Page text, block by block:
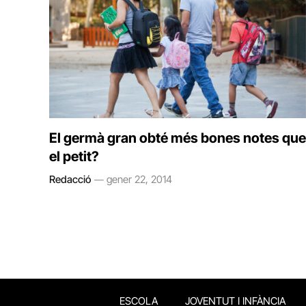
El germà gran obté més bones notes que
el petit?
Redacció gener 22, 2014
ESCOLA JOVENTUT I INFÀNCIA